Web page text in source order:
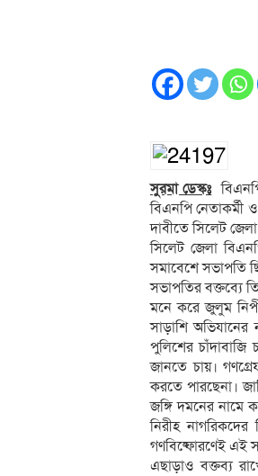
সুরমা ডেস্কঃবিএনপি
বিএনপি নেতাকর্মী
দাবীতে সিলেট
সিলেট জেলা
সমাবেশে সভাপতি
সভাপতির বক্তব্যে
মনে করে জুলুম
সাড়াশি অভিযানের
পুলিশের চাঁদাবাজি
জানতে চায়।
করতে পারছেনা।
জঙ্গি দমনের নামে
নিরীহ
গণবিষ্ফোরণেই এই
এছাড়াও বক্তব্য